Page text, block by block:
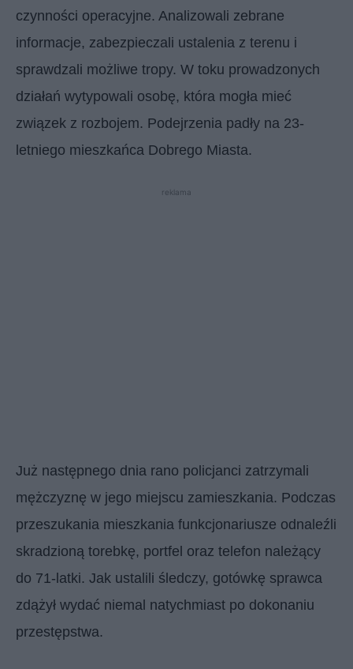
czynności operacyjne. Analizowali zebrane
informacje, zabezpieczali ustalenia z terenu i
sprawdzali możliwe tropy. W toku prowadzonych
działań wytypowali osobę, która mogła mieć
związek z rozbojem. Podejrzenia padły na 23-
letniego mieszkańca Dobrego Miasta.
reklama
Już następnego dnia rano policjanci zatrzymali
mężczyznę w jego miejscu zamieszkania. Podczas
przeszukania mieszkania funkcjonariusze odnaleźli
skradzioną torebkę, portfel oraz telefon należący
do 71-latki. Jak ustalili śledczy, gotówkę sprawca
zdążył wydać niemal natychmiast po dokonaniu
przestępstwa.